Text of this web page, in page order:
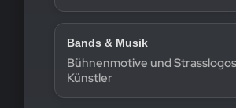
Bands & Musik
Bühnenmotive und
Künstler